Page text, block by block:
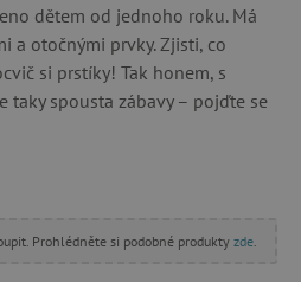
dětem od jednoho roku. Má
a otočnými prvky. Zjisti, co
si prstíky! Tak honem, s
taky spousta zábavy – pojďte se
Prohlédněte si podobné produkty zde